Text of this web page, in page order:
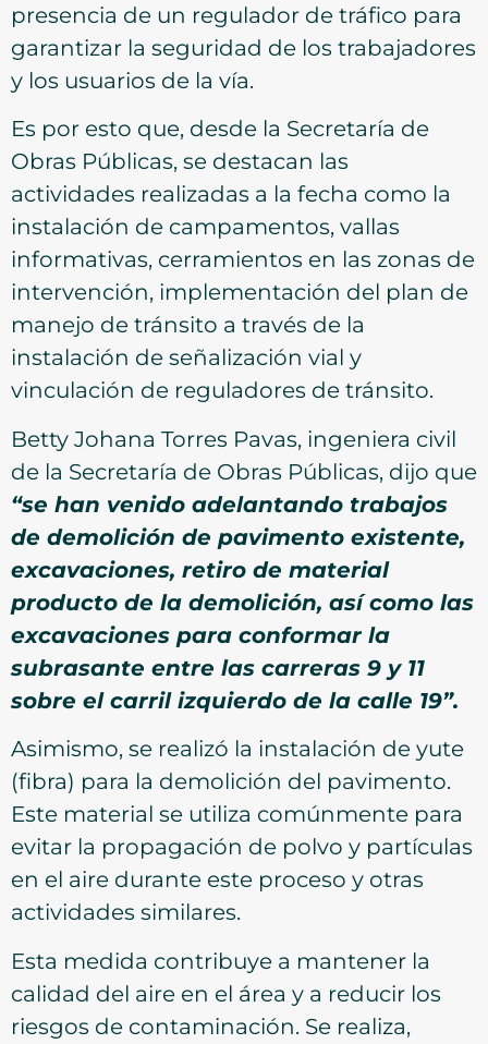
presencia de un regulador de tráfico para
garantizar la seguridad de los trabajadores
y los usuarios de la vía.
Es por esto que, desde la Secretaría de
Obras Públicas, se destacan las
actividades realizadas a la fecha como la
instalación de campamentos, vallas
informativas, cerramientos en las zonas de
intervención, implementación del plan de
manejo de tránsito a través de la
instalación de señalización vial y
vinculación de reguladores de tránsito.
Betty Johana Torres Pavas, ingeniera civil
de la Secretaría de Obras Públicas, dijo que
“se han venido adelantando trabajos
de demolición de pavimento existente,
excavaciones, retiro de material
producto de la demolición, así como las
excavaciones para conformar la
subrasante entre las carreras 9 y 11
sobre el carril izquierdo de la calle 19”.
Asimismo, se realizó la instalación de yute
(fibra) para la demolición del pavimento.
Este material se utiliza comúnmente para
evitar la propagación de polvo y partículas
en el aire durante este proceso y otras
actividades similares.
Esta medida contribuye a mantener la
calidad del aire en el área y a reducir los
riesgos de contaminación. Se realiza,